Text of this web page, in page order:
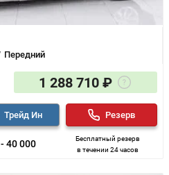
Передний
1 288 710 ₽
- 40 000
Трейд Ин
Бесплатный резерв
в течении 24 часов
Резерв